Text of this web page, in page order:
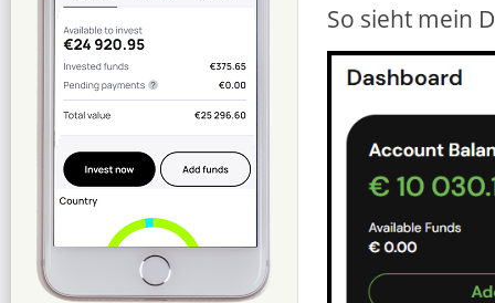
So sieht mein